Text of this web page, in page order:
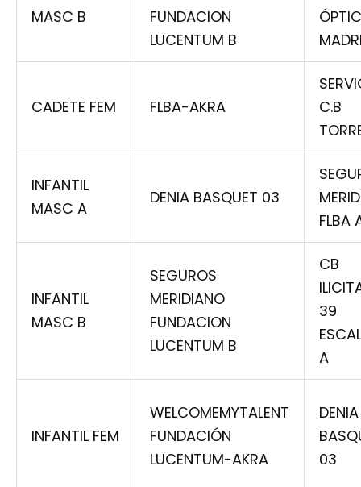
MASC B
FUNDACION
LUCENTUM B
CADETE FEM FLBA-AKRA
C.B
INFANTIL
MASC A
DENIA BASQUET 03
FLBA
INFANTIL
MASC B
SEGUROS
MERIDIANO
FUNDACION
LUCENTUM B
CB
39
A
INFANTIL FEM
WELCOMEMYTALENT
FUNDACIÓN
LUCENTUM-AKRA
DENIA
03